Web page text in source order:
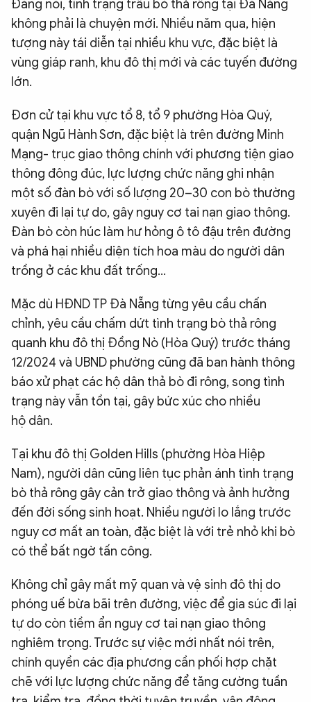
Đáng nói, tình trạng trâu bò thả rông tại Đà Nẵng
không phải là chuyện mới. Nhiều năm qua, hiện
tượng này tái diễn tại nhiều khu vực, đặc biệt là
vùng giáp ranh, khu đô thị mới và các tuyến đường
lớn.
Đơn cử tại khu vực tổ 8, tổ 9 phường Hòa Quý,
quận Ngũ Hành Sơn, đặc biệt là trên đường Minh
Mạng- trục giao thông chính với phương tiện giao
thông đông đúc, lực lượng chức năng ghi nhận
một số đàn bò với số lượng 20–30 con bò thường
xuyên đi lại tự do, gây nguy cơ tai nạn giao thông.
Đàn bò còn húc làm hư hỏng ô tô đậu trên đường
và phá hại nhiều diện tích hoa màu do người dân
trồng ở các khu đất trống...
Mặc dù HĐND TP Đà Nẵng từng yêu cầu chấn
chỉnh, yêu cầu chấm dứt tình trạng bò thả rông
quanh khu đô thị Đồng Nò (Hòa Quý) trước tháng
12/2024 và UBND phường cũng đã ban hành thông
báo xử phạt các hộ dân thả bò đi rông, song tình
trạng này vẫn tồn tại, gây bức xúc cho nhiều
hộ dân.
Tại khu đô thị Golden Hills (phường Hòa Hiệp
Nam), người dân cũng liên tục phản ánh tình trạng
bò thả rông gây cản trở giao thông và ảnh hưởng
đến đời sống sinh hoạt. Nhiều người lo lắng trước
nguy cơ mất an toàn, đặc biệt là với trẻ nhỏ khi bò
có thể bất ngờ tấn công.
Không chỉ gây mất mỹ quan và vệ sinh đô thị do
phóng uế bừa bãi trên đường, việc để gia súc đi lại
tự do còn tiềm ẩn nguy cơ tai nạn giao thông
nghiêm trọng. Trước sự việc mới nhất nói trên,
chính quyền các địa phương cần phối hợp chặt
chẽ với lực lượng chức năng để tăng cường tuần